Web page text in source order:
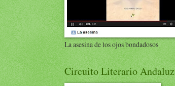
La asesina de los ojos bondadosos
Circuito Literario Andaluz